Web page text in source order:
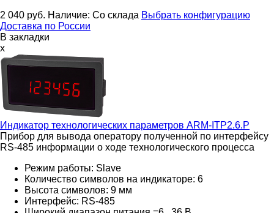
2 040 руб. Наличие: Со склада Выбрать конфигурацию
Доставка по России
В закладки
x
Индикатор технологических параметров ARM-ITP2.6.P
Прибор для вывода оператору полученной по интерфейсу
RS-485 информации о ходе технологического процесса
Режим работы: Slave
Количество символов на индикаторе: 6
Высота символов: 9 мм
Интерфейс: RS-485